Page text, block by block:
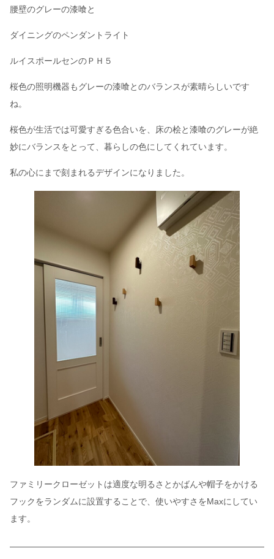
腰壁のグレーの漆喰と
ダイニングのペンダントライト
ルイスポールセンのＰＨ５
桜色の照明機器もグレーの漆喰とのバランスが素晴らしいです
ね。
桜色が生活では可愛すぎる色合いを、床の桧と漆喰のグレーが絶
妙にバランスをとって、暮らしの色にしてくれています。
私の心にまで刻まれるデザインになりました。
ファミリークローゼットは適度な明るさとかばんや帽子をかける
フックをランダムに設置することで、使いやすさをMaxにしてい
ます。